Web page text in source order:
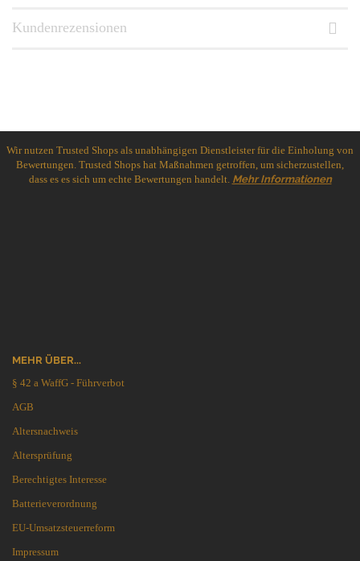
Kundenrezensionen
Wir nutzen Trusted Shops als unabhängigen Dienstleister für die Einholung von
Bewertungen. Trusted Shops hat Maßnahmen getroffen, um sicherzustellen,
dass es es sich um echte Bewertungen handelt. Mehr Informationen
MEHR ÜBER...
§ 42 a WaffG - Führverbot
AGB
Altersnachweis
Altersprüfung
Berechtigtes Interesse
Batterieverordnung
EU-Umsatzsteuerreform
Impressum